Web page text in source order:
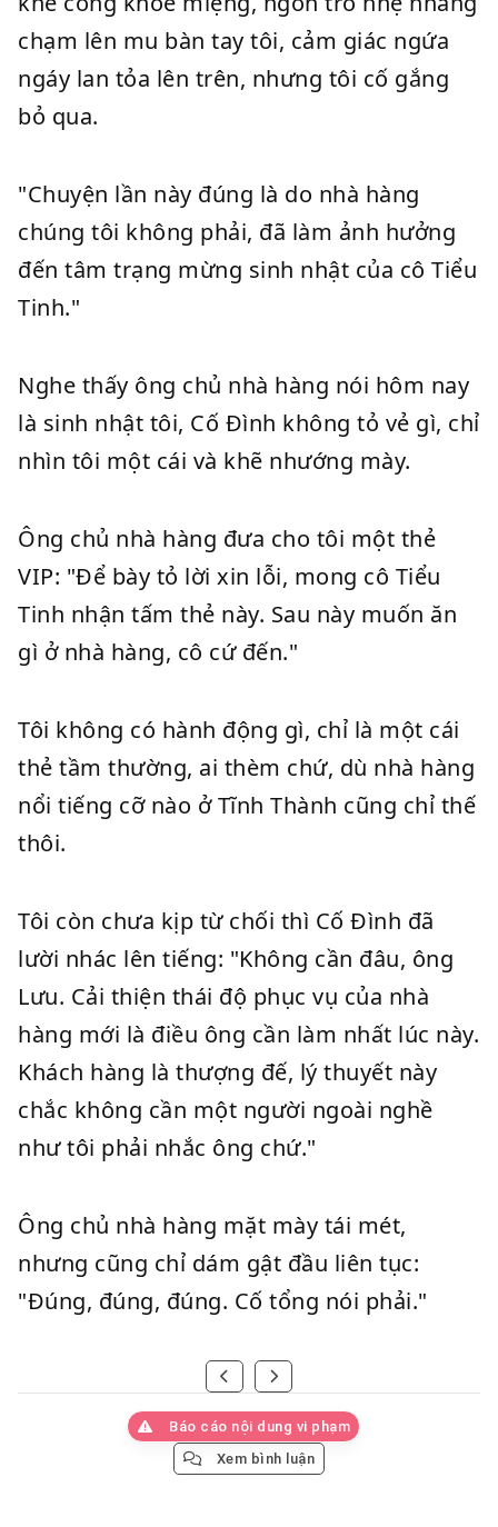
chạm lên mu bàn tay tôi, cảm giác ngứa
ngáy lan tỏa lên trên, nhưng tôi cố gắng
bỏ qua.
"Chuyện lần này đúng là do nhà hàng
chúng tôi không phải, đã làm ảnh hưởng
đến tâm trạng mừng sinh nhật của cô Tiểu
Tinh."
Nghe thấy ông chủ nhà hàng nói hôm nay
là sinh nhật tôi, Cố Đình không tỏ vẻ gì, chỉ
nhìn tôi một cái và khẽ nhướng mày.
Ông chủ nhà hàng đưa cho tôi một thẻ
VIP: "Để bày tỏ lời xin lỗi, mong cô Tiểu
Tinh nhận tấm thẻ này. Sau này muốn ăn
gì ở nhà hàng, cô cứ đến."
Tôi không có hành động gì, chỉ là một cái
thẻ tầm thường, ai thèm chứ, dù nhà hàng
nổi tiếng cỡ nào ở Tĩnh Thành cũng chỉ thế
thôi.
Tôi còn chưa kịp từ chối thì Cố Đình đã
lười nhác lên tiếng: "Không cần đâu, ông
Lưu. Cải thiện thái độ phục vụ của nhà
hàng mới là điều ông cần làm nhất lúc này.
Khách hàng là thượng đế, lý thuyết này
chắc không cần một người ngoài nghề
như tôi phải nhắc ông chứ."
Ông chủ nhà hàng mặt mày tái mét,
nhưng cũng chỉ dám gật đầu liên tục:
"Đúng, đúng, đúng. Cố tổng nói phải."
Báo cáo nội dung vi phạm
Xem bình luận